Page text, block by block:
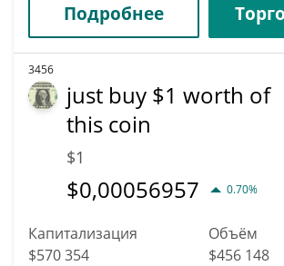
Подробнее
3456
just buy $1 worth of
this coin
$1
$0,00056957 0.70%
Капитализация
$570 354
Объём
$456 148